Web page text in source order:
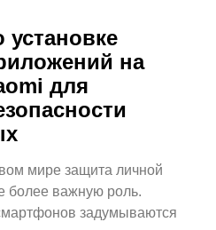
установке
на
для
мире защита личной
более важную роль.
задумываются